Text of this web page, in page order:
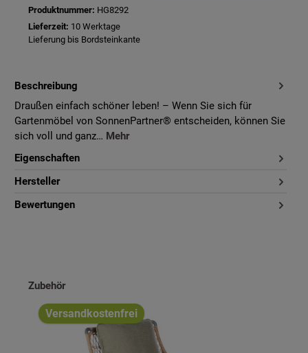
Produktnummer: HG8292
Lieferzeit: 10 Werktage
Lieferung bis Bordsteinkante
Beschreibung
Draußen einfach schöner leben! – Wenn Sie sich für
Gartenmöbel von SonnenPartner® entscheiden, können Sie
sich voll und ganz… Mehr
Eigenschaften
Hersteller
Bewertungen
Produktgalerie überspringen
Zubehör
Versandkostenfrei